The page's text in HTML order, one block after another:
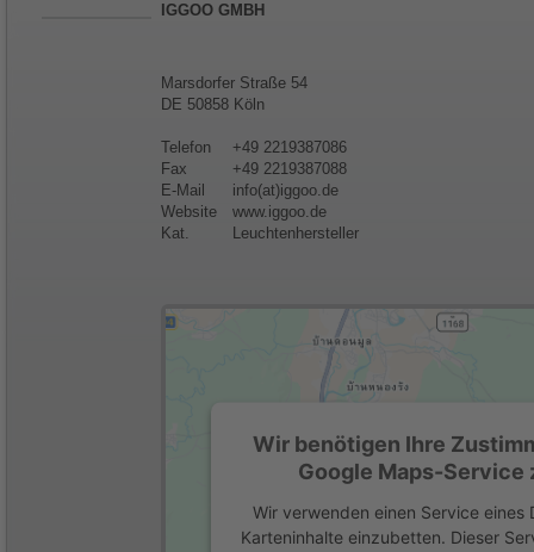
IGGOO GMBH
Marsdorfer Straße 54
DE 50858 Köln
Telefon
+49 2219387086
Fax
+49 2219387088
E-Mail
info(at)iggoo.de
Website
www.iggoo.de
Kat.
Leuchtenhersteller
Wir benötigen Ihre
Google Maps-Service
Wir verwenden einen Service eines
Karteninhalte einzubetten. Dieser